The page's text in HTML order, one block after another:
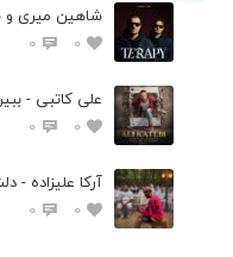
شاهین میری و
0
0
علی کاتبی -
0
0
آرکا علیزاده
0
0